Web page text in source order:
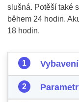
slušná. Potěší také
během 24 hodin.
18 hodin.